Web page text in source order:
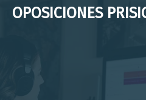
Saltar
OPOSICIONES